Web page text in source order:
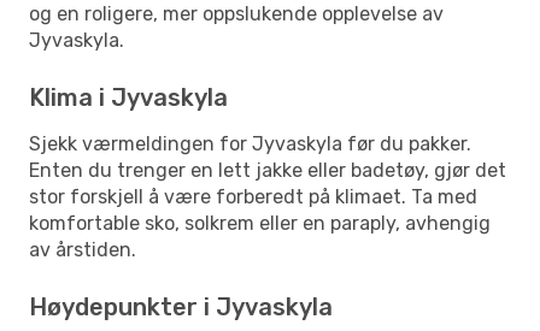
og en roligere, mer oppslukende opplevelse av
Jyvaskyla.
Klima i Jyvaskyla
Sjekk værmeldingen for Jyvaskyla før du pakker.
Enten du trenger en lett jakke eller badetøy, gjør det
stor forskjell å være forberedt på klimaet. Ta med
komfortable sko, solkrem eller en paraply, avhengig
av årstiden.
Høydepunkter i Jyvaskyla